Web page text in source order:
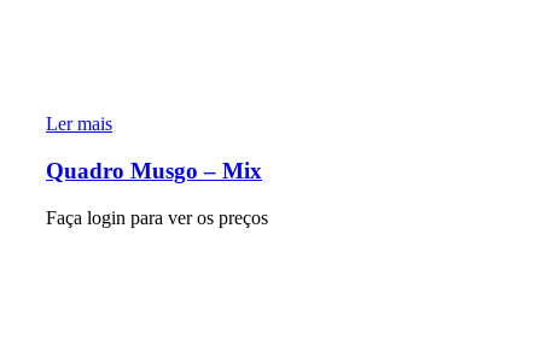
Ler mais
Quadro Musgo – Mix
Faça login para ver os preços